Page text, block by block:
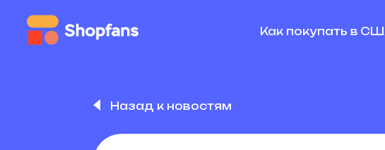
Как покупать в
Назад к новостям